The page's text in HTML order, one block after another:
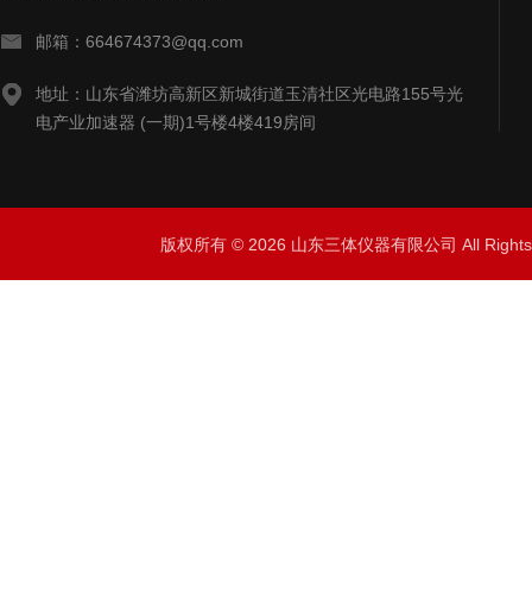
邮箱：664674373@qq.com
地址：山东省潍坊高新区新城街道玉清社区光电路155号光
电产业加速器 (一期)1号楼4楼419房间
版权所有 © 2026 山东三体仪器有限公司 All